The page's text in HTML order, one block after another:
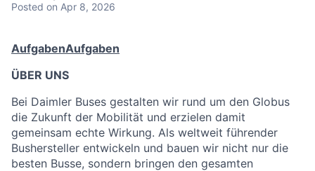
Posted on Apr 8, 2026
AufgabenAufgaben
ÜBER UNS
Bei Daimler Buses gestalten wir rund um den Globus
die Zukunft der Mobilität und erzielen damit
gemeinsam echte Wirkung. Als weltweit führender
Bushersteller entwickeln und bauen wir nicht nur die
besten Busse, sondern bringen den gesamten